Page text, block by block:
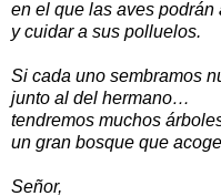
en el que las aves podrán
y cuidar a sus polluelos.
Si cada uno sembramos
junto al del hermano…
tendremos muchos
un gran bosque que
Señor,